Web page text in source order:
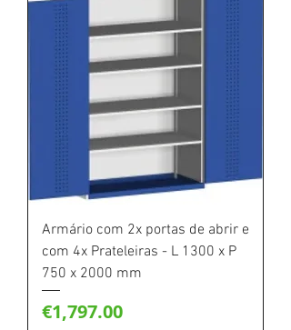
Armário com 2x portas de abrir e
com 4x Prateleiras - L 1300 x P
750 x 2000 mm
Price
€1,797.00